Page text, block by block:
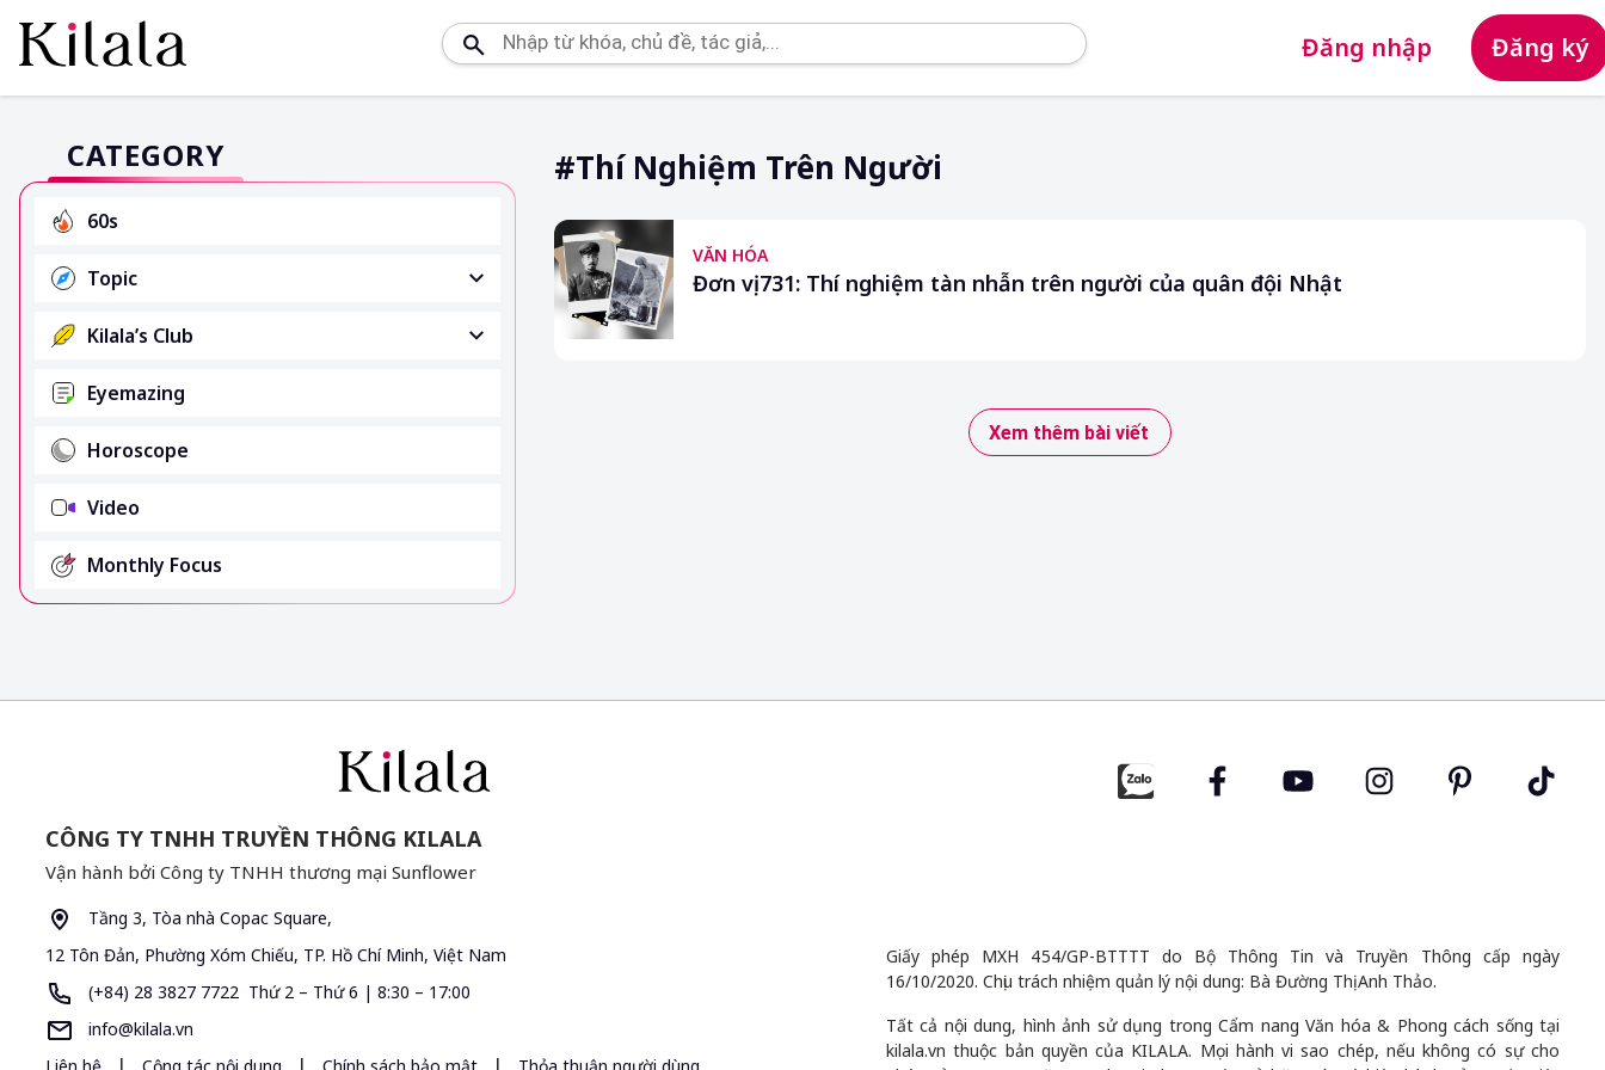
Đăng nhập Đăng ký
CATEGORY
60s
Topic
Kilala’s Club
Eyemazing
Horoscope
Video
Monthly Focus
#thí Nghiệm Trên Người
VĂN HÓA
Đơn vị 731: Thí nghiệm tàn nhẫn trên người của quân đội Nhật
Xem thêm bài viết
CÔNG TY TNHH TRUYỀN THÔNG KILALA
Vận hành bởi Công ty TNHH thương mại Sunflower
Tầng 3, Tòa nhà Copac Square,
12 Tôn Đản, Phường Xóm Chiếu, TP. Hồ Chí Minh, Việt Nam
(+84) 28 3827 7722 Thứ 2 – Thứ 6 | 8:30 – 17:00
info@kilala.vn
| | |
Giấy phép MXH 454/GP-BTTTT do Bộ Thông Tin và Truyền Thông cấp ngày
16/10/2020. Chịu trách nhiệm quản lý nội dung: Bà Đường Thị Anh Thảo.
Tất cả nội dung, hình ảnh sử dụng trong Cẩm nang Văn hóa & Phong cách sống tại
kilala.vn thuộc bản quyền của KILALA. Mọi hành vi sao chép, nếu không có sự cho